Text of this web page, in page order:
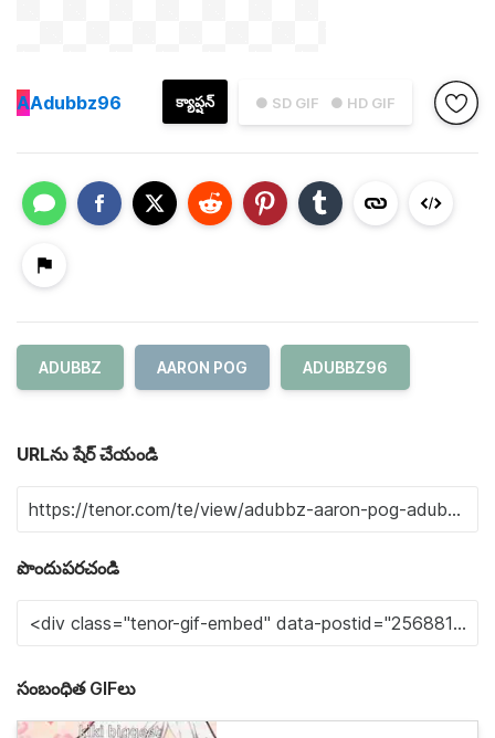
● SD GIF ● HD GIF
క్యాప్షన్
AAdubbz96
ADUBBZ AARON POG ADUBBZ96
URLను షేర్ చేయండి
పొందుపరచండి
సంబంధిత GIFలు